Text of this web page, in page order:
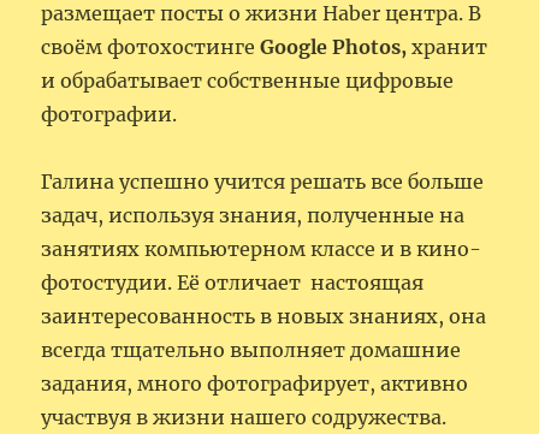
размещает посты о жизни Haber центра. В
своём фотохостингеGoogle Photos, хранит
и обрабатывает собственные цифровые
фотографии.
Галина успешно учится решать все больше
задач, используя знания, полученные на
занятиях компьютерном классе и в кино-
фотостудии. Её отличает настоящая
заинтересованность в новых знаниях, она
всегда тщательно выполняет домашние
задания, много фотографирует, активно
участвуя в жизни нашего содружества.